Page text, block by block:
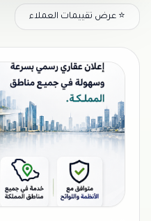
⭐ عرض تقييمات العملاء